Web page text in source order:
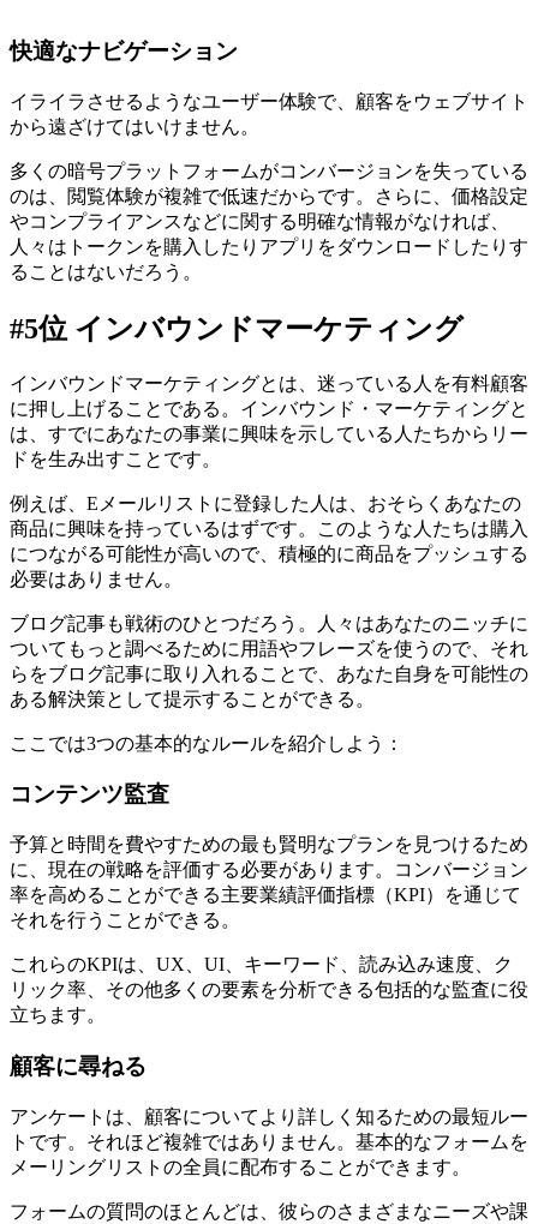
快適なナビゲーション
イライラさせるようなユーザー体験で、顧客をウェブサイト
から遠ざけてはいけません。
多くの暗号プラットフォームがコンバージョンを失っている
のは、閲覧体験が複雑で低速だからです。さらに、価格設定
やコンプライアンスなどに関する明確な情報がなければ、
人々はトークンを購入したりアプリをダウンロードしたりす
ることはないだろう。
#5位 インバウンドマーケティング
インバウンドマーケティングとは、迷っている人を有料顧客
に押し上げることである。インバウンド・マーケティングと
は、すでにあなたの事業に興味を示している人たちからリー
ドを生み出すことです。
例えば、Eメールリストに登録した人は、おそらくあなたの
商品に興味を持っているはずです。このような人たちは購入
につながる可能性が高いので、積極的に商品をプッシュする
必要はありません。
ブログ記事も戦術のひとつだろう。人々はあなたのニッチに
ついてもっと調べるために用語やフレーズを使うので、それ
らをブログ記事に取り入れることで、あなた自身を可能性の
ある解決策として提示することができる。
ここでは3つの基本的なルールを紹介しよう：
コンテンツ監査
予算と時間を費やすための最も賢明なプランを見つけるため
に、現在の戦略を評価する必要があります。コンバージョン
率を高めることができる主要業績評価指標（KPI）を通じて
それを行うことができる。
これらのKPIは、UX、UI、キーワード、読み込み速度、ク
リック率、その他多くの要素を分析できる包括的な監査に役
立ちます。
顧客に尋ねる
アンケートは、顧客についてより詳しく知るための最短ルー
トです。それほど複雑ではありません。基本的なフォームを
メーリングリストの全員に配布することができます。
フォームの質問のほとんどは、彼らのさまざまなニーズや課